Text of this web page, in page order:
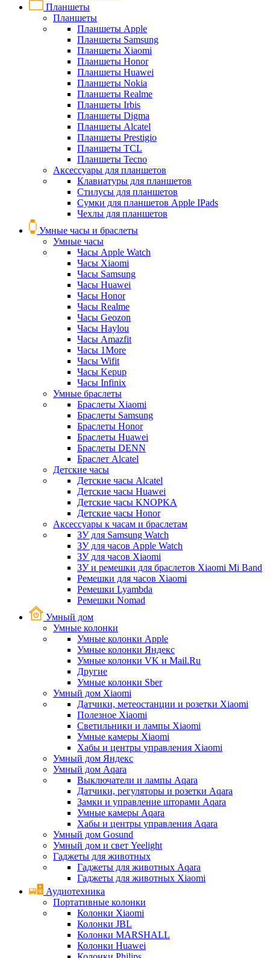
Планшеты
Планшеты
Планшеты Apple
Планшеты Samsung
Планшеты Xiaomi
Планшеты Honor
Планшеты Huawei
Планшеты Nokia
Планшеты Realme
Планшеты Irbis
Планшеты Digma
Планшеты Alcatel
Планшеты Prestigio
Планшеты TCL
Планшеты Tecno
Аксессуары для планшетов
Клавиатуры для планшетов
Стилусы для планшетов
Сумки для планшетов Apple IPads
Чехлы для планшетов
Умные часы и браслеты
Умные часы
Часы Apple Watch
Часы Xiaomi
Часы Samsung
Часы Huawei
Часы Honor
Часы Realme
Часы Geozon
Часы Haylou
Часы Amazfit
Часы 1More
Часы Wifit
Часы Kepup
Часы Infinix
Умные браслеты
Браслеты Xiaomi
Браслеты Samsung
Браслеты Honor
Браслеты Huawei
Браслеты DENN
Браслет Alcatel
Детские часы
Детские часы Alcatel
Детские часы Huawei
Детские часы KNOPKA
Детские часы Honor
Аксессуары к часам и браслетам
ЗУ для Samsung Watch
ЗУ для часов Apple Watch
ЗУ для часов Xiaomi
ЗУ и ремешки для браслетов Xiaomi Mi Band
Ремешки для часов Xiaomi
Ремешки Lyambda
Ремешки Nomad
Умный дом
Умные колонки
Умные колонки Apple
Умные колонки Яндекс
Умные колонки VK и Mail.Ru
Другие
Умные колонки Sber
Умный дом Xiaomi
Датчики, метеостанции и розетки Xiaomi
Полезное Xiaomi
Светильники и лампы Xiaomi
Умные камеры Xiaomi
Хабы и центры управления Xiaomi
Умный дом Яндекс
Умный дом Aqara
Выключатели и лампы Aqara
Датчики, регуляторы и розетки Aqara
Замки и управление шторами Aqara
Умные камеры Aqara
Хабы и центры управления Aqara
Умный дом Gosund
Умный дом и свет Yeelight
Гаджеты для животных
Гаджеты для животных Aqara
Гаджеты для животных Xiaomi
Аудиотехника
Портативные колонки
Колонки Xiaomi
Колонки JBL
Колонки MARSHALL
Колонки Huawei